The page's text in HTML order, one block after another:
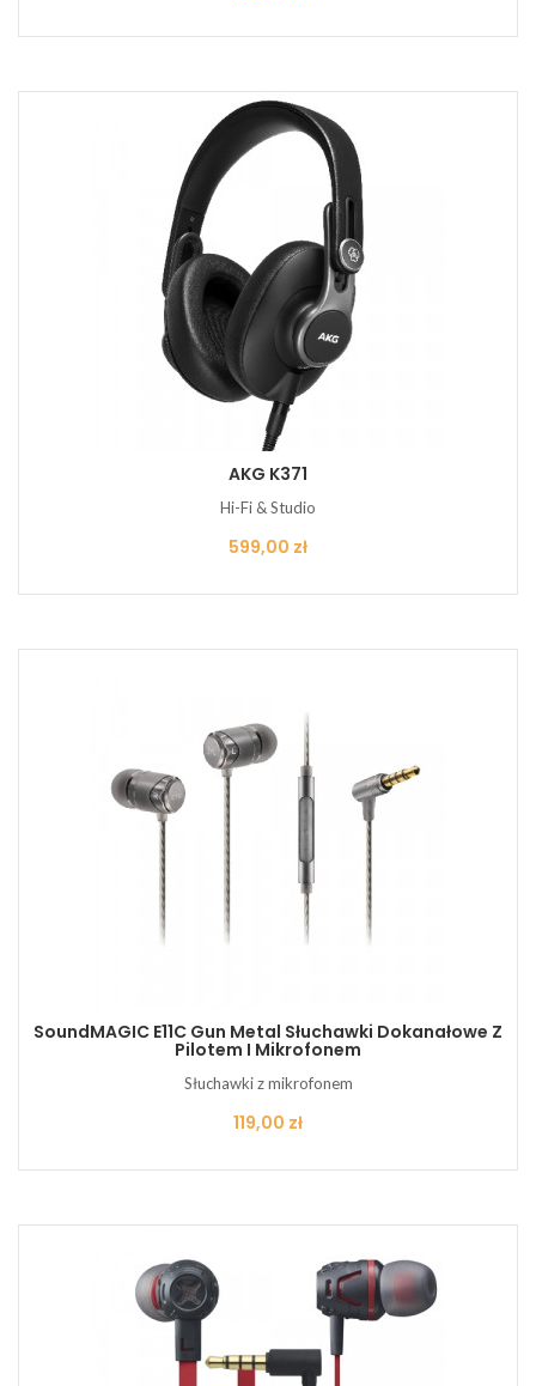
AKG K371
Hi-Fi & Studio
Cena
599,00 zł
SoundMAGIC E11C Gun Metal Słuchawki Dokanałowe Z
Pilotem I Mikrofonem
Słuchawki z mikrofonem
Cena
119,00 zł